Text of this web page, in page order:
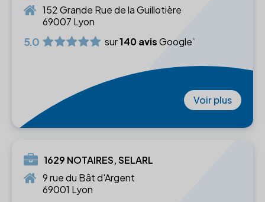
152 Grande Rue de la Guillotière
69007 Lyon
5.0 sur140 avisGoogle
Voir plus
1629 NOTAIRES, SELARL
9 rue du Bât d'Argent
69001 Lyon